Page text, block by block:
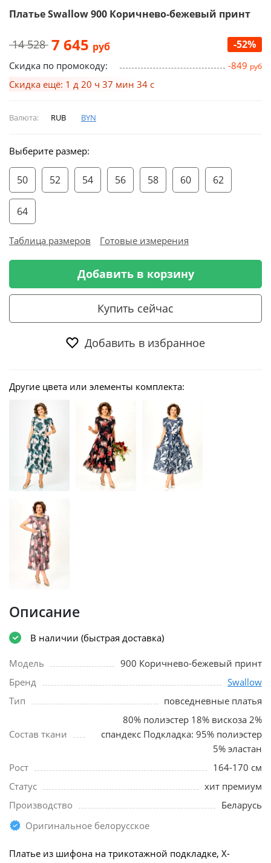
Платье Swallow 900 Коричнево-бежевый принт
14 528 7 645 руб -52%
Скидка по промокоду: -849 руб
Скидка ещё: 1 д 20 ч 37 мин 33 с
Валюта: RUB BYN
Выберите размер:
50 52 54 56 58 60 62
64
Таблица размеров Готовые измерения
Добавить в корзину
Купить сейчас
Добавить в избранное
Другие цвета или элементы комплекта:
Описание
В наличии (быстрая доставка)
Модель
900 Коричнево-бежевый принт
Бренд
Swallow
Тип
повседневные платья
Состав ткани
80% полиэстер 18% вискоза 2%
спандекс Подкладка: 95% полиэстер
5% эластан
Рост
164-170 см
Статус
хит премиум
Производство
Беларусь
Оригинальное белорусское
Платье из шифона на трикотажной подкладке, Х-